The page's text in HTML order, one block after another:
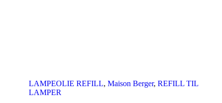
LAMPEOLIE REFILL, Maison Berger, REFILL TIL
LAMPER